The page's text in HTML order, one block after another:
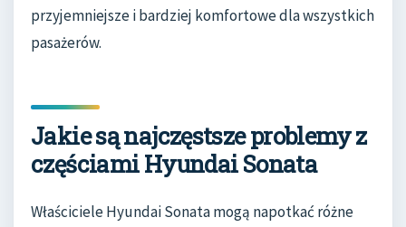
przyjemniejsze i bardziej komfortowe dla wszystkich
pasażerów.
Jakie są najczęstsze problemy z
częściami Hyundai Sonata
Właściciele Hyundai Sonata mogą napotkać różne